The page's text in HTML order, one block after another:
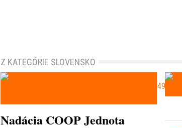
Z KATEGÓRIE SLOVENSKO
Nadácia COOP Jednota